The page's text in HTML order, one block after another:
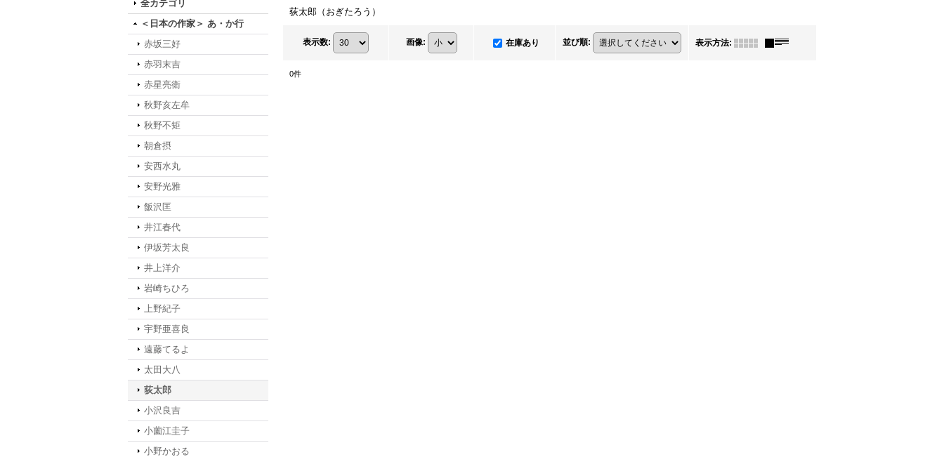
全カテゴリ
＜日本の作家＞ あ・か行
赤坂三好
赤羽末吉
赤星亮衛
秋野亥左牟
秋野不矩
朝倉摂
安西水丸
安野光雅
飯沢匡
井江春代
伊坂芳太良
井上洋介
岩崎ちひろ
上野紀子
宇野亜喜良
遠藤てるよ
太田大八
荻太郎
小沢良吉
小薗江圭子
小野かおる
荻太郎（おぎたろう）
表示数: 画像: 在庫あり 並び順: 表示方法:
0件